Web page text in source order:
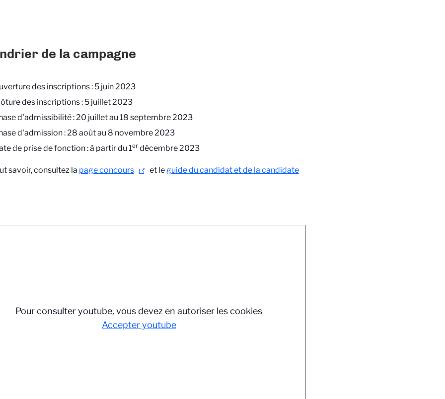
de la campagne
des inscriptions : 5 juin 2023
des inscriptions : 5 juillet 2023
d'admissibilité : 20 juillet au 18 septembre 2023
d'admission : 28 août au 8 novembre 2023
de prise de fonction : à partir du 1erdécembre 2023
savoir, consultez la page concours et le guide du candidat et de la candidate
Pour consulter youtube, vous devez en autoriser les cookies
Accepter youtube